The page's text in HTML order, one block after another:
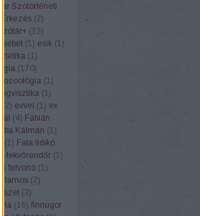
Szótörténeti
Érkezés (2)
(13)
(1 ) esik (1 )
(1 )
(170)
(1 )
(1 )
(2) evvel (1 ) ex
(4) Fábián
Kálmán (1 )
(1 ) Fata Ildikó
fekvőrendőr (1 )
) felvonó (1 )
(2)
(3)
(16) finnugor